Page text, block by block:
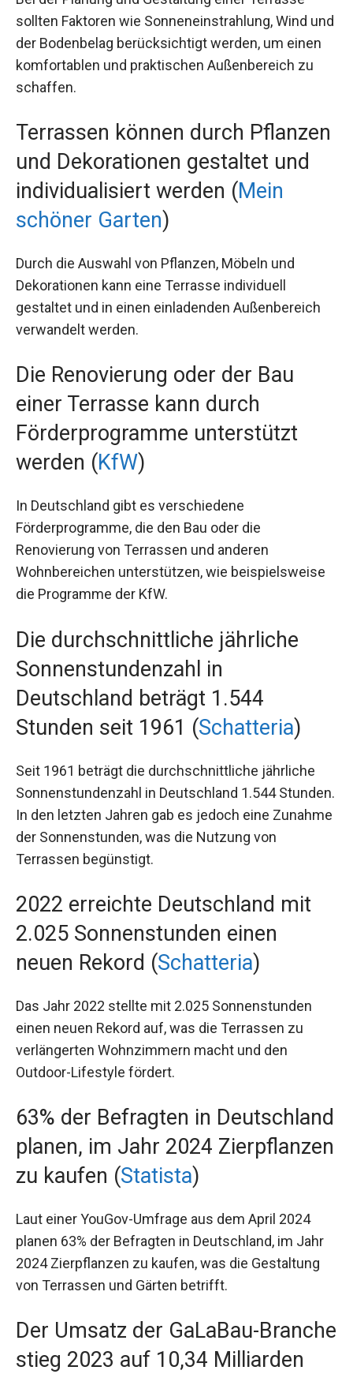
sollten Faktoren wie Sonneneinstrahlung, Wind und
der Bodenbelag berücksichtigt werden, um einen
komfortablen und praktischen Außenbereich zu
schaffen.
Terrassen können durch Pflanzen
und Dekorationen gestaltet und
individualisiert werden (Mein
schöner Garten)
Durch die Auswahl von Pflanzen, Möbeln und
Dekorationen kann eine Terrasse individuell
gestaltet und in einen einladenden Außenbereich
verwandelt werden.
Die Renovierung oder der Bau
einer Terrasse kann durch
Förderprogramme unterstützt
werden (KfW)
In Deutschland gibt es verschiedene
Förderprogramme, die den Bau oder die
Renovierung von Terrassen und anderen
Wohnbereichen unterstützen, wie beispielsweise
die Programme der KfW.
Die durchschnittliche jährliche
Sonnenstundenzahl in
Deutschland beträgt 1.544
Stunden seit 1961 (Schatteria)
Seit 1961 beträgt die durchschnittliche jährliche
Sonnenstundenzahl in Deutschland 1.544 Stunden.
In den letzten Jahren gab es jedoch eine Zunahme
der Sonnenstunden, was die Nutzung von
Terrassen begünstigt.
2022 erreichte Deutschland mit
2.025 Sonnenstunden einen
neuen Rekord (Schatteria)
Das Jahr 2022 stellte mit 2.025 Sonnenstunden
einen neuen Rekord auf, was die Terrassen zu
verlängerten Wohnzimmern macht und den
Outdoor-Lifestyle fördert.
63% der Befragten in Deutschland
planen, im Jahr 2024 Zierpflanzen
zu kaufen (Statista)
Laut einer YouGov-Umfrage aus dem April 2024
planen 63% der Befragten in Deutschland, im Jahr
2024 Zierpflanzen zu kaufen, was die Gestaltung
von Terrassen und Gärten betrifft.
Der Umsatz der GaLaBau-Branche
stieg 2023 auf 10,34 Milliarden